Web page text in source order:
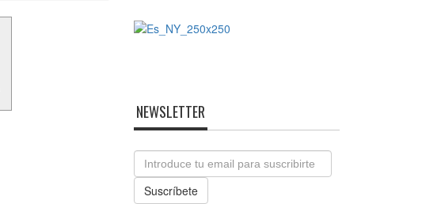
NEWSLETTER
Email
Suscríbete